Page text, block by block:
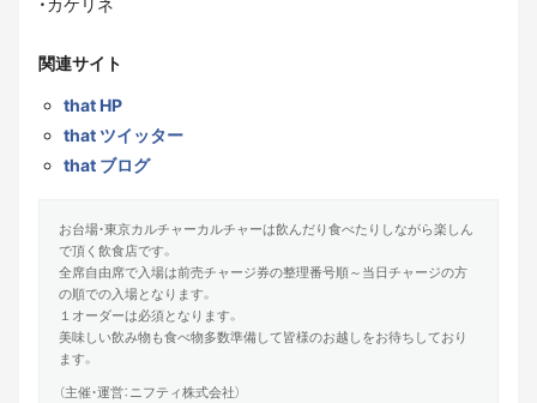
関連サイト
that HP
that ツイッター
that ブログ
お台場・東京カルチャーカルチャーは飲んだり食べたりしながら楽しん
で頂く飲食店です。
全席自由席で入場は前売チャージ券の整理番号順～当日チャージの方
の順での入場となります。
１オーダーは必須となります。
美味しい飲み物も食べ物多数準備して皆様のお越しをお待ちしており
ます。
（主催・運営：ニフティ株式会社）